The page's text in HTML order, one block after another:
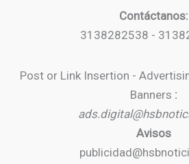
Contáctanos:
3138282538 -
Post or Link Insertion -
Banners :
Avisos